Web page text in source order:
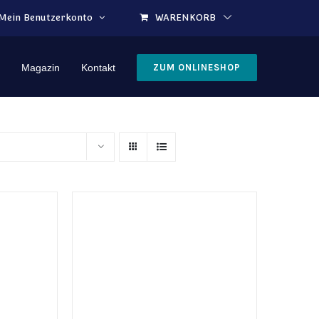
Benutzerkonto
WARENKORB
Magazin Kontakt ZUM ONLINESHOP